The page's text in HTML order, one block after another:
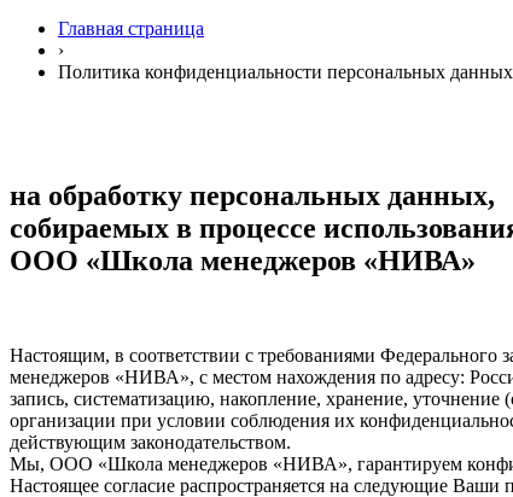
Главная страница
›
Политика конфиденциальности персональных данных
на обработку персональных данных,
собираемых в процессе
ООО «Школа менеджеров «НИВА»
Настоящим, в соответствии с требованиями
менеджеров «НИВА», с местом нахождения по адресу:
запись, систематизацию, накопление, хранение,
организации при условии соблюдения их
действующим законодательством.
Мы, ООО «Школа менеджеров «НИВА», гарантируем
Настоящее согласие распространяется на следующие Ваши